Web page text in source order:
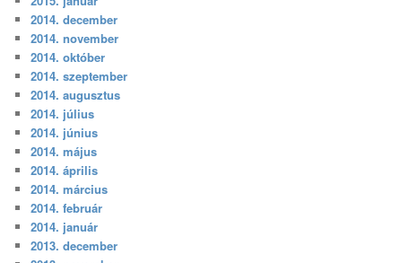
2014. december
2014. november
2014. október
2014. szeptember
2014. augusztus
2014. július
2014. június
2014. május
2014. április
2014. március
2014. február
2014. január
2013. december